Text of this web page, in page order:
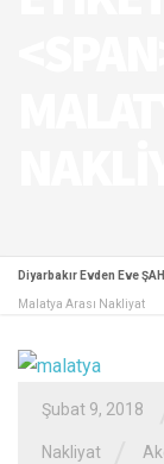
Diyarbakır Evden Eve
Malatya Arası Nakliyat
Şubat 9, 2018
Nakliyat